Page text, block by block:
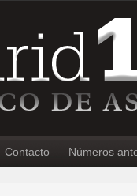
Contacto Números